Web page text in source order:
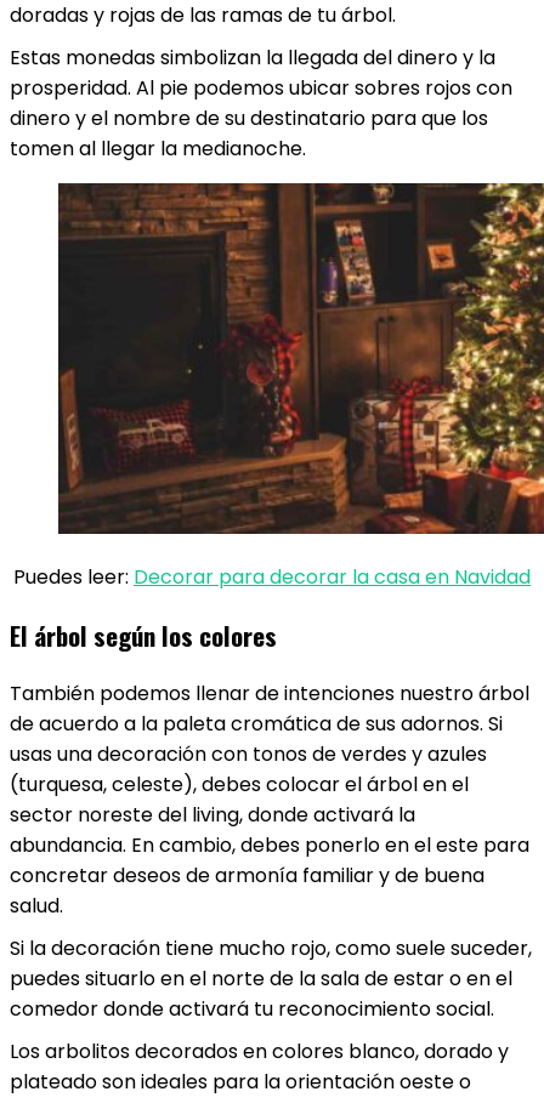
doradas y rojas de las ramas de tu árbol.
Estas monedas simbolizan la llegada del dinero y la
prosperidad. Al pie podemos ubicar sobres rojos con
dinero y el nombre de su destinatario para que los
tomen al llegar la medianoche.
Puedes leer: Decorar para decorar la casa en Navidad
El árbol según los colores
También podemos llenar de intenciones nuestro árbol
de acuerdo a la paleta cromática de sus adornos. Si
usas una decoración con tonos de verdes y azules
(turquesa, celeste), debes colocar el árbol en el
sector noreste del living, donde activará la
abundancia. En cambio, debes ponerlo en el este para
concretar deseos de armonía familiar y de buena
salud.
Si la decoración tiene mucho rojo, como suele suceder,
puedes situarlo en el norte de la sala de estar o en el
comedor donde activará tu reconocimiento social.
Los arbolitos decorados en colores blanco, dorado y
plateado son ideales para la orientación oeste o